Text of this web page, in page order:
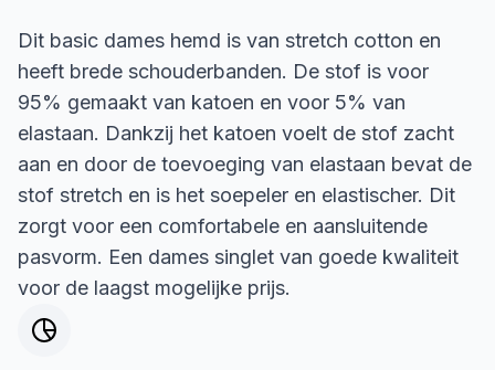
Dit basic dames hemd is van stretch cotton en
heeft brede schouderbanden. De stof is voor
95% gemaakt van katoen en voor 5% van
elastaan. Dankzij het katoen voelt de stof zacht
aan en door de toevoeging van elastaan bevat de
stof stretch en is het soepeler en elastischer. Dit
zorgt voor een comfortabele en aansluitende
pasvorm. Een dames singlet van goede kwaliteit
voor de laagst mogelijke prijs.